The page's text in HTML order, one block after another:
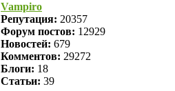
Vampiro
Репутация: 20357
Форум постов: 12929
Новостей: 679
Комментов: 29272
Блоги: 18
Статьи: 39